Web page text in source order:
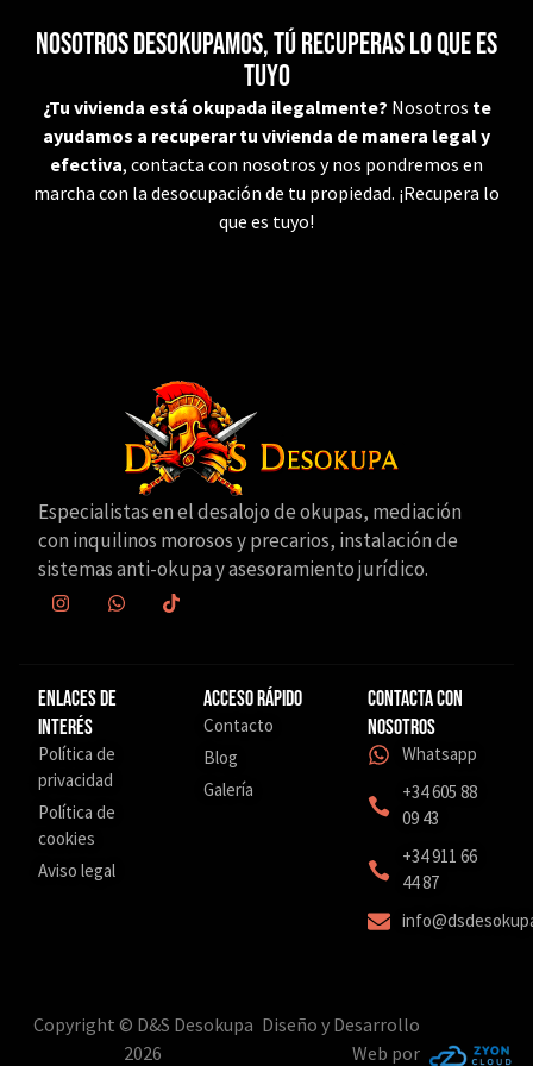
Nosotros desokupamos, tú recuperas lo que es
tuyo
¿Tu vivienda está okupada ilegalmente? Nosotros te
ayudamos a recuperar tu vivienda de manera legal y
efectiva, contacta con nosotros y nos pondremos en
marcha con la desocupación de tu propiedad. ¡Recupera lo
que es tuyo!
Especialistas en el desalojo de okupas, mediación
con inquilinos morosos y precarios, instalación de
sistemas anti-okupa y asesoramiento jurídico.
Enlaces de
interés
Política de
privacidad
Política de
cookies
Aviso legal
Acceso Rápido
Contacto
Blog
Galería
Contacta con
nosotros
Whatsapp
+34 605 88
09 43
‎+34 911 66
44 87
Copyright © D&S Desokupa
2026
Diseño y Desarrollo
Web por